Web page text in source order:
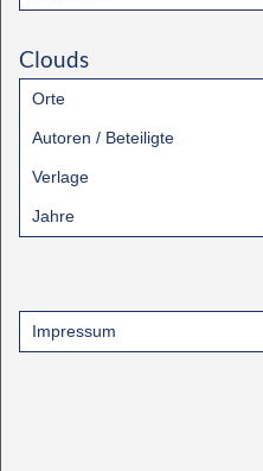
Clouds
Orte
Autoren / Beteiligte
Verlage
Jahre
Impressum